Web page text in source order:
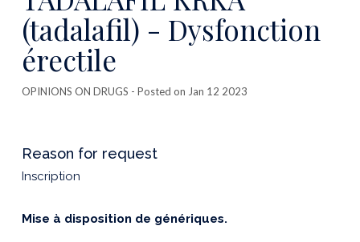
(tadalafil) - Dysfonction
érectile
OPINIONS ON DRUGS - Posted on Jan 12 2023
Reason for request
Inscription
Mise à disposition de génériques.